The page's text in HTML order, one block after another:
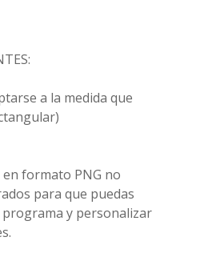
a la medida que
formato PNG no
para que puedas
y personalizar